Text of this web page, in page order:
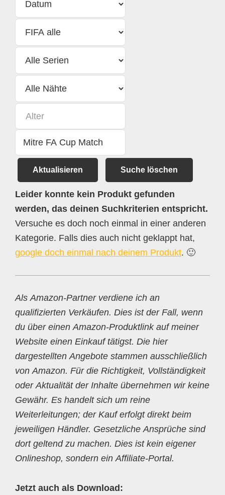
Aktualisieren Suche löschen
Leider konnte kein Produkt gefunden
werden, das deinen Suchkriterien entspricht.
Versuche es doch noch einmal in einer anderen
Kategorie. Falls dies auch nicht geklappt hat,
google doch einmal nach deinem Produkt. 🙂
Als Amazon-Partner verdiene ich an
qualifizierten Verkäufen. Dies ist der Fall, wenn
du über einen Amazon-Produktlink auf meiner
Website einen Einkauf tätigst. Die hier
dargestellten Angebote stammen ausschließlich
von Amazon. Für die Richtigkeit, Vollständigkeit
oder Aktualität der Inhalte übernehmen wir keine
Gewähr. Es handelt sich um reine
Weiterleitungen; der Kauf erfolgt direkt beim
jeweiligen Händler. Gesetzliche Ansprüche sind
dort geltend zu machen. Dies ist kein eigener
Onlineshop, sondern ein Affiliate-Portal.
Jetzt auch als Download: